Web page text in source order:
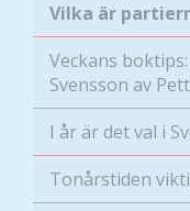
Vilka är
Veckans
Svensson av
I år är det val i
Tonårstiden